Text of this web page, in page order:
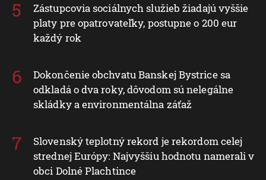
Zástupcovia sociálnych služieb žiadajú vyššie
platy pre opatrovateľky, postupne o 200 eur
každý rok
Dokončenie obchvatu Banskej Bystrice sa
odkladá o dva roky, dôvodom sú nelegálne
skládky a environmentálna záťaž
Slovenský teplotný rekord je rekordom celej
strednej Európy: Najvyššiu hodnotu namerali v
obci Dolné Plachtince